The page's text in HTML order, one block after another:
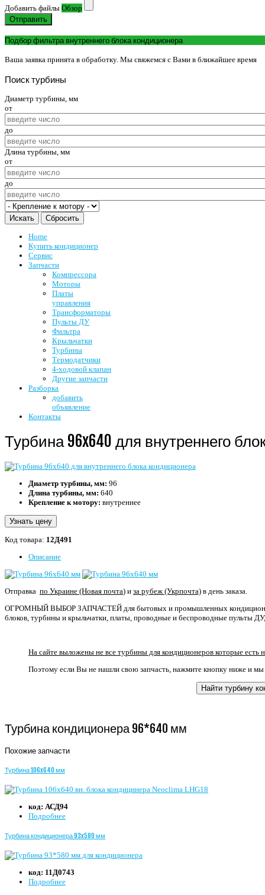
Добавить файлы Обзор
Отправить
Подбор фильтра внутреннего блока кондиционера
Ваша заявка принята в обработку. Мы свяжемся с Вами в ближайшее время
Поисктурбины
Диаметр турбины, мм
от
до
Длина турбины, мм
от
до
Home
Купить кондиционер
Сервис
Запчасти
Компрессора
Моторы
Платы
управления
Трансформаторы
Пульты ДУ
Фильтра
Крыльчатки
Турбины
Термодатчики
4-ходовой клапан
Другие запчасти
Разборка
добавить
объявление
Контакты
Турбина 96x640 для внутреннего
Диаметр турбины, мм: 96
Длина турбины, мм: 640
Крепление к мотору: внутреннее
Узнать цену
Код товара: 12Д491
Описание
Отправка по Украине (Новая почта) и за рубеж (Укрпочта) в день заказа.
ОГРОМНЫЙ ВЫБОР ЗАПЧАСТЕЙ для бытовых и промышленных
блоков, турбины и крыльчатки, платы, проводные и беспроводные пульты
На сайте выложены не все турбины для кондиционеров которые есть
Поэтому если Вы не нашли свою запчасть, нажмите кнопку ниже и
Найти турбину
Турбина кондиционера 96*640 мм
Похожие запчасти
Турбина 106x640 мм
код: АСД94
Подробнее
Турбина кондиционера 93x580 мм
код: 11Д0743
Подробнее